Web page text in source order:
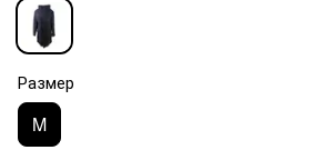
Размер
M